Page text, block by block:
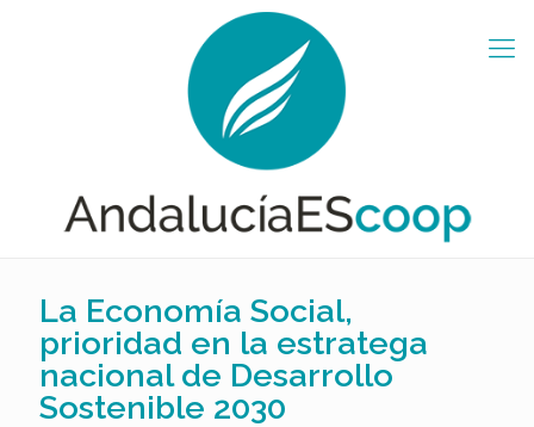
La Economía Social,
prioridad en la estratega
nacional de Desarrollo
Sostenible 2030